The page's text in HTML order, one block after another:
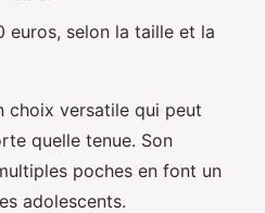
euros, selon la taille et la
choix versatile qui peut
quelle tenue. Son
poches en font un
adolescents.